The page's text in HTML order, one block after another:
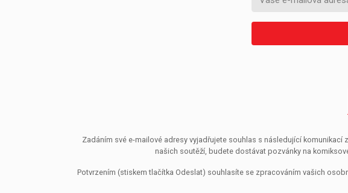
Zadáním své e-mailové adresy vyjadřujete souhlas s následující
našich soutěží, budete dostávat pozvánky na
Potvrzením (stiskem tlačítka Odeslat) souhlasíte se zpracováním vašich